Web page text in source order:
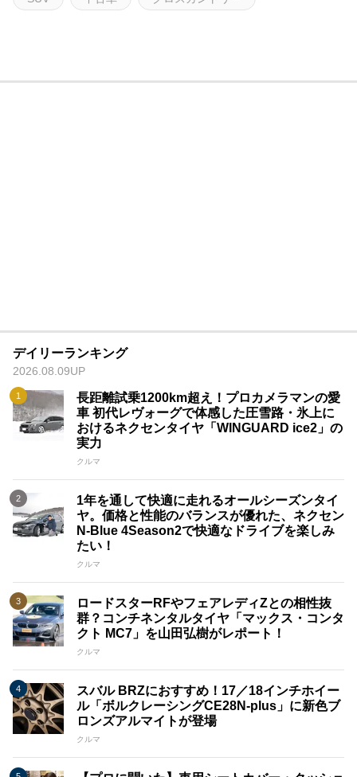
デイリーランキング
2026.08.09UP
長距離試乗1200km超え！プロカメラマンの愛
車 初代レヴォーグで体感した圧雪路・氷上に
おけるネクセンタイヤ「WINGUARD ice2」の
実力
クルマ
1年を通して快適に走れるオールシーズンタイ
ヤ。価格と性能のバランスが優れた、ネクセン
N-Blue 4Season2で快適なドライブを楽しみ
たい！
クルマ
ロードスターRFやフェアレディZとの相性抜
群？コンチネンタルタイヤ「マックス・コンタ
クト MC7」を山田弘樹がレポート！
クルマ
スバル BRZにおすすめ！17／18インチホイー
ル「ボルクレーシングCE28N-plus」に新色ブ
ロンズアルマイトが登場
クルマ